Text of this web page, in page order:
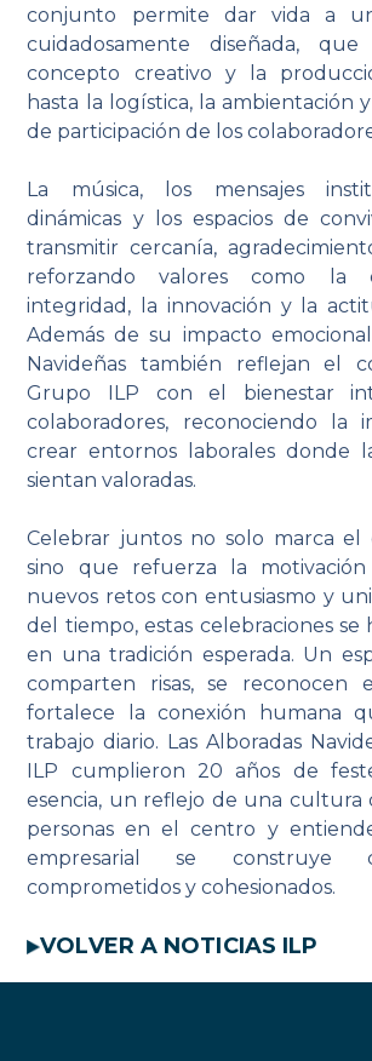
conjunto permite dar vida a
cuidadosamente diseñada,
concepto creativo y la
hasta la logística, la ambientación
de participación de los
La música, los mensajes
dinámicas y los espacios de
transmitir cercanía,
reforzando valores como la
integridad, la innovación y la
Además de su impacto
Navideñas también reflejan el
Grupo ILP con el bienestar
colaboradores, reconociendo la
crear entornos laborales donde
sientan valoradas.
Celebrar juntos no solo marca el
sino que refuerza la
nuevos retos con entusiasmo y
del tiempo, estas celebraciones se
en una tradición esperada. Un
comparten risas, se reconocen
fortalece la conexión humana
trabajo diario. Las Alboradas
ILP cumplieron 20 años de
esencia, un reflejo de una cultura
personas en el centro y
empresarial se construye
comprometidos y cohesionados.
VOLVER A NOTICIAS ILP